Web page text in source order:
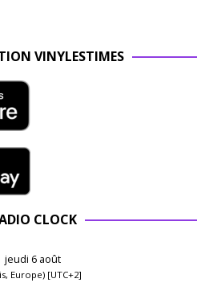
VINYLESTIMES
CLOCK
jeudi 6 août
Europe) [UTC+2]